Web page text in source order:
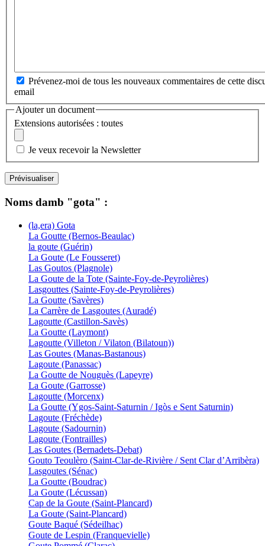
Prévenez-moi de tous les nouveaux commentaires de cette
email
Ajouter un document
Extensions autorisées : toutes
Je veux recevoir la Newsletter
Noms damb "gota" :
(la,era) Gota
La Goutte (Bernos-Beaulac)
la goute (Guérin)
La Goute (Le Fousseret)
Las Goutos (Plagnole)
La Goute de la Tote (Sainte-Foy-de-Peyrolières)
Lasgouttes (Sainte-Foy-de-Peyrolières)
La Goutte (Savères)
La Carrère de Lasgoutes (Auradé)
Lagoutte (Castillon-Savès)
La Goutte (Laymont)
Lagoutte (Villeton / Vilaton (Bilatoun))
Las Goutes (Manas-Bastanous)
Lagoute (Panassac)
La Goutte de Nouguès (Lapeyre)
La Goute (Garrosse)
Lagoutte (Morcenx)
La Goutte (Ygos-Saint-Saturnin / Igòs e Sent Saturnin)
Lagoute (Fréchède)
Lagoute (Sadournin)
Lagoute (Fontrailles)
Las Goutes (Bernadets-Debat)
Gouto Teoulèro (Saint-Clar-de-Rivière / Sent Clar d’Arribèra)
Lasgoutes (Sénac)
La Goutte (Boudrac)
La Goute (Lécussan)
Cap de la Goute (Saint-Plancard)
La Goute (Saint-Plancard)
Goute Baqué (Sédeilhac)
Goute de Lespin (Franquevielle)